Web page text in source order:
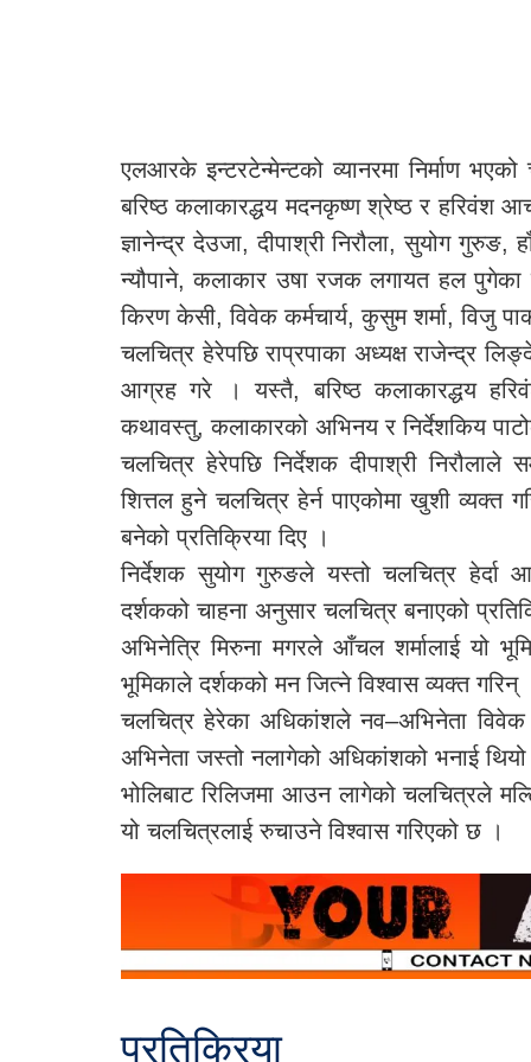
एलआरके इन्टरटेन्मेन्टको व्यानरमा निर्माण
बरिष्ठ कलाकारद्धय मदनकृष्ण श्रेष्ठ र हरिवंश
ज्ञानेन्द्र देउजा, दीपाश्री निरौला, सुयोग गुरुङ,
न्यौपाने, कलाकार उषा रजक लगायत हल
किरण केसी, विवेक कर्मचार्य, कुसुम शर्मा, विजु
चलचित्र हेरेपछि राप्रपाका अध्यक्ष राजेन्द्र
आग्रह गरे । यस्तै, बरिष्ठ कलाकारद्धय
कथावस्तु, कलाकारको अभिनय र निर्देशकिय
चलचित्र हेरेपछि निर्देशक दीपाश्री
शित्तल हुने चलचित्र हेर्न पाएकोमा खुशी व्यक्त
बनेको प्रतिक्रिया दिए ।
निर्देशक सुयोग गुरुङले यस्तो चलचित्र हेर्दा
दर्शकको चाहना अनुसार चलचित्र बनाएको
अभिनेत्रि मिरुना मगरले आँचल शर्मालाई यो
भूमिकाले दर्शकको मन जित्ने विश्वास व्यक्त गरिन्
चलचित्र हेरेका अधिकांशले नव–अभिनेता विवेक
अभिनेता जस्तो नलागेको अधिकांशको भनाई
भोलिबाट रिलिजमा आउन लागेको चलचित्रले
यो चलचित्रलाई रुचाउने विश्वास गरिएको छ ।
प्रतिक्रिया